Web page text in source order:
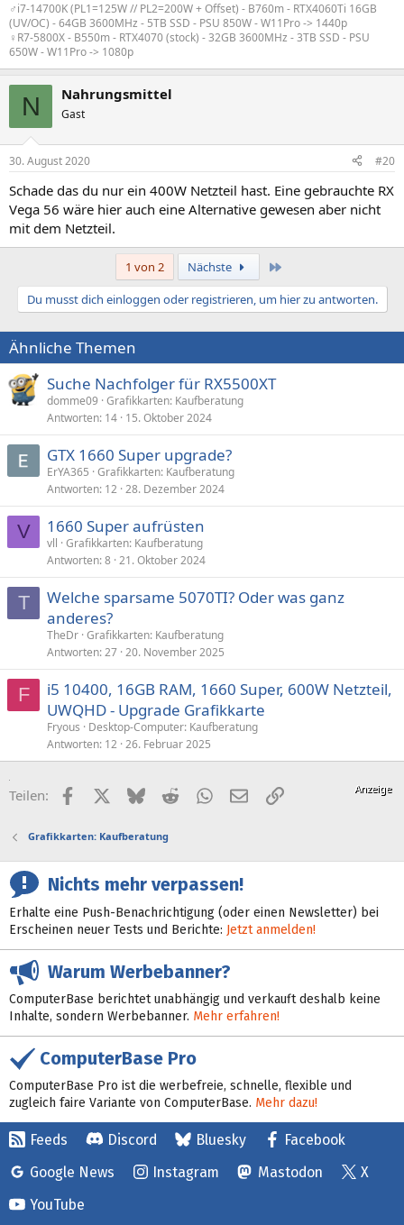
♂️i7-14700K (PL1=125W // PL2=200W + Offset) - B760m - RTX4060Ti 16GB
(UV/OC) - 64GB 3600MHz - 5TB SSD - PSU 850W - W11Pro -> 1440p
♀️R7-5800X - B550m - RTX4070 (stock) - 32GB 3600MHz - 3TB SSD - PSU
650W - W11Pro -> 1080p
N Nahrungsmittel
Gast
30. August 2020 #20
Schade das du nur ein 400W Netzteil hast. Eine gebrauchte RX
Vega 56 wäre hier auch eine Alternative gewesen aber nicht
mit dem Netzteil.
1 von 2 Nächste
Du musst dich einloggen oder registrieren, um hier zu antworten.
Ähnliche Themen
Suche Nachfolger für RX5500XT
domme09 Grafikkarten: Kaufberatung
Antworten 14 15. Oktober 2024
GTX 1660 Super upgrade?
ErYA365 Grafikkarten: Kaufberatung
Antworten 12 28. Dezember 2024
V 1660 Super aufrüsten
vll Grafikkarten: Kaufberatung
Antworten 8 21. Oktober 2024
T
Welche sparsame 5070TI? Oder was ganz
anderes?
TheDr Grafikkarten: Kaufberatung
Antworten 27 20. November 2025
F
i5 10400, 16GB RAM, 1660 Super, 600W Netzteil,
UWQHD - Upgrade Grafikkarte
Fryous
Desktop-Computer: Kaufberatung
Antworten 12 26. Februar 2025
Teilen: FacebookX (Twitter)
BlueskyRedditWhatsApp
E-MailLink
Grafikkarten: Kaufberatung
Nichts mehr verpassen!
Erhalte eine Push-Benachrichtigung (oder einen Newsletter) bei
Erscheinen neuer Tests und Berichte: Jetzt anmelden!
Warum Werbebanner?
ComputerBase berichtet unabhängig und verkauft deshalb keine
Inhalte, sondern Werbebanner. Mehr erfahren!
ComputerBase Pro
ComputerBase Pro ist die werbefreie, schnelle, flexible und
zugleich faire Variante von ComputerBase. Mehr dazu!
Feeds Discord Bluesky
Facebook
Google News
Instagram Mastodon
X
YouTube